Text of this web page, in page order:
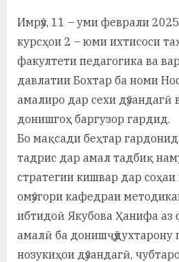
Имрӯз, 11 – уми феврали
курсҳои 2 – юми ихтисоси
факултети педагогика ва
давлатии Бохтар ба номи
амалиро дар сехи дӯзандагӣ
донишгоҳ баргузор гардид.
Бо мақсади беҳтар
тадрис дар амал тадбиқ
стратегии кишвар дар
омӯзгори кафедраи
ибтидоӣ Якубова Ҳанифа аз
амалӣ ба донишҷӯдухтарону
нозукиҳои дӯзандагӣ,